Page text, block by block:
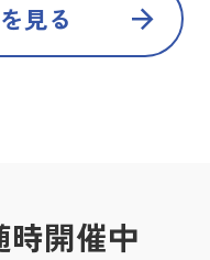
見る
開催中